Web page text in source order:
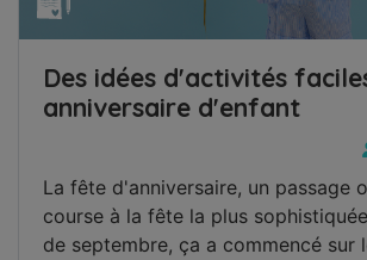
Des idées d'activités
anniversaire d'enfant
La fête d'anniversaire, un passage
course à la fête la plus
de septembre, ça a commencé sur